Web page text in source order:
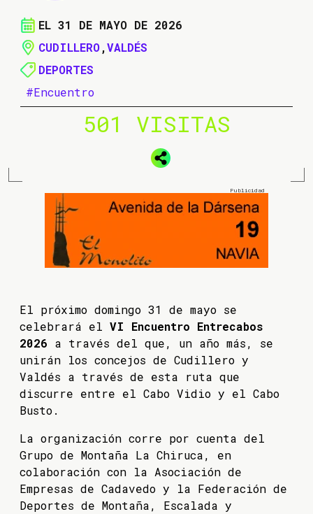
EL 31 DE MAYO DE 2026
CUDILLERO,VALDÉS
DEPORTES
#Encuentro
501 VISITAS
El próximo domingo 31 de mayo se
celebrará el VI Encuentro Entrecabos
2026 a través del que, un año más, se
unirán los concejos de Cudillero y
Valdés a través de esta ruta que
discurre entre el Cabo Vidio y el Cabo
Busto.
La organización corre por cuenta del
Grupo de Montaña La Chiruca, en
colaboración con la Asociación de
Empresas de Cadavedo y la Federación de
Deportes de Montaña, Escalada y